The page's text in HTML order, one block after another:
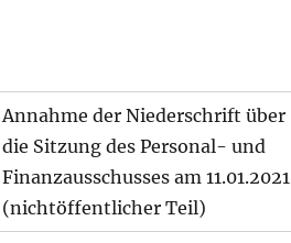
Annahme der Niederschrift über
die Sitzung des Personal- und
Finanzausschusses am 11.01.2021
(nichtöffentlicher Teil)